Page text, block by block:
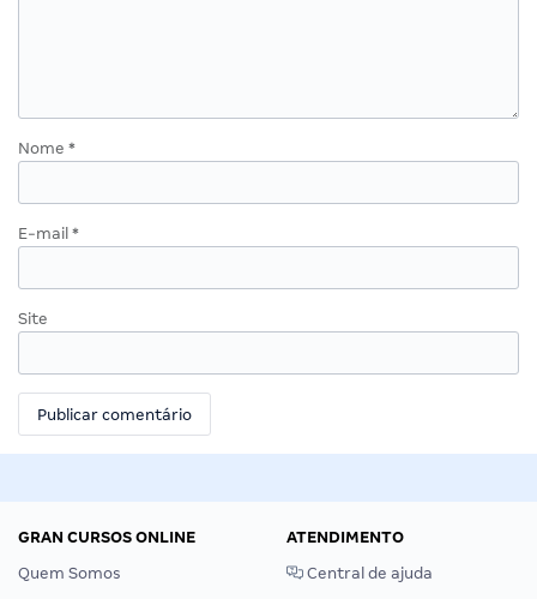
Nome *
E-mail *
Site
GRAN CURSOS ONLINE
Quem Somos
ATENDIMENTO
Central de ajuda